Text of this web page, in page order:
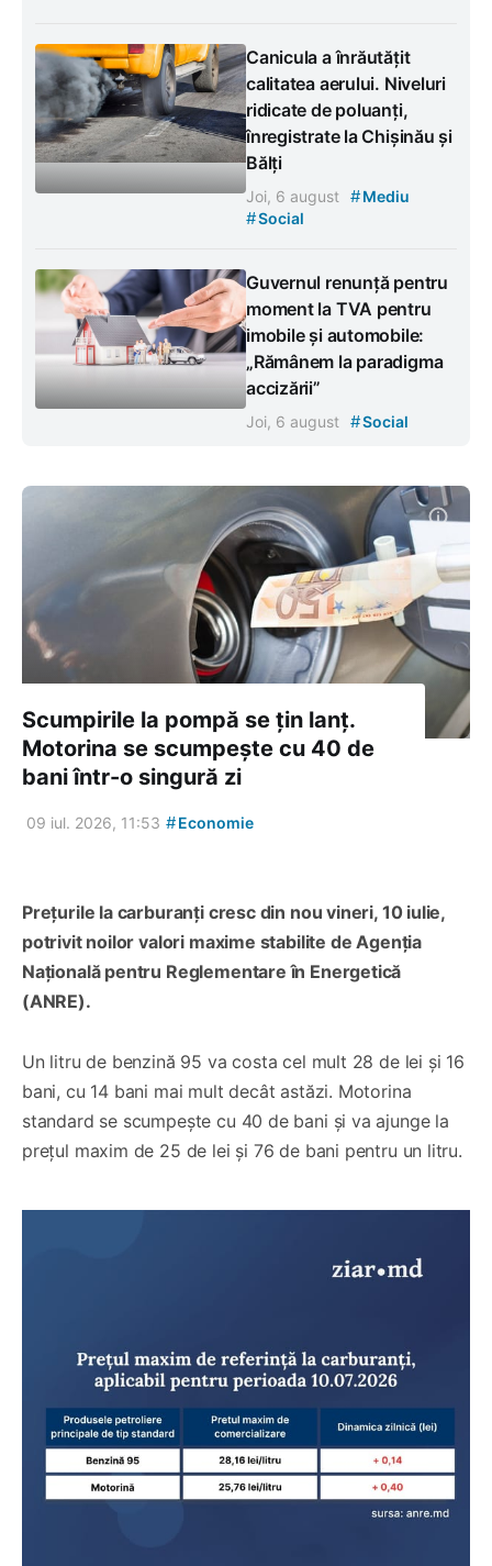
Canicula a înrăutățit
calitatea aerului. Niveluri
ridicate de poluanți,
înregistrate la Chișinău și
Bălți
Joi, 6 august #Mediu
#Social
Guvernul renunță pentru
moment la TVA pentru
imobile și automobile:
„Rămânem la paradigma
accizării”
Joi, 6 august #Social
Scumpirile la pompă se țin lanț.
Motorina se scumpește cu 40 de
bani într-o singură zi
09 iul. 2026, 11:53 #Economie
Prețurile la carburanți cresc din nou vineri, 10 iulie,
potrivit noilor valori maxime stabilite de Agenția
Națională pentru Reglementare în Energetică
(ANRE).
Un litru de benzină 95 va costa cel mult 28 de lei și 16
bani, cu 14 bani mai mult decât astăzi. Motorina
standard se scumpește cu 40 de bani și va ajunge la
prețul maxim de 25 de lei și 76 de bani pentru un litru.